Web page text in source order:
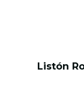
Listón